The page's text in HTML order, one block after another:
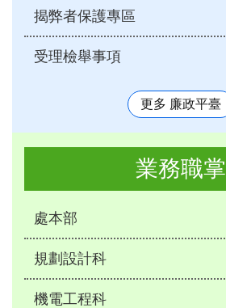
揭弊者保護專區
受理檢舉事項
更多 廉政平臺
業務職掌
處本部
規劃設計科
機電工程科